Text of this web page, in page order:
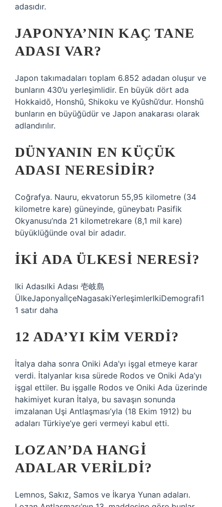
adasıdır.
JAPONYA’NIN KAÇ TANE
ADASI VAR?
Japon takımadaları toplam 6.852 adadan oluşur ve
bunların 430’u yerleşimlidir. En büyük dört ada
Hokkaidō, Honshū, Shikoku ve Kyūshū’dur. Honshū
bunların en büyüğüdür ve Japon anakarası olarak
adlandırılır.
DÜNYANIN EN KÜÇÜK
ADASI NERESIDIR?
Coğrafya. Nauru, ekvatorun 55,95 kilometre (34
kilometre kare) güneyinde, güneybatı Pasifik
Okyanusu’nda 21 kilometrekare (8,1 mil kare)
büyüklüğünde oval bir adadır.
İKI ADA ÜLKESI NERESI?
Iki AdasıIki Adası 壱岐島
ÜlkeJaponyaİlçeNagasakiYerleşimlerIkiDemografi1
1 satır daha
12 ADA’YI KIM VERDI?
İtalya daha sonra Oniki Ada’yı işgal etmeye karar
verdi. İtalyanlar kısa sürede Rodos ve Oniki Ada’yı
işgal ettiler. Bu işgalle Rodos ve Oniki Ada üzerinde
hakimiyet kuran İtalya, bu savaşın sonunda
imzalanan Uşi Antlaşması’yla (18 Ekim 1912) bu
adaları Türkiye’ye geri vermeyi kabul etti.
LOZAN’DA HANGI
ADALAR VERILDI?
Lemnos, Sakız, Samos ve İkarya Yunan adaları.